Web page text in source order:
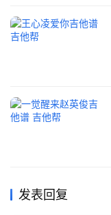
发表回复